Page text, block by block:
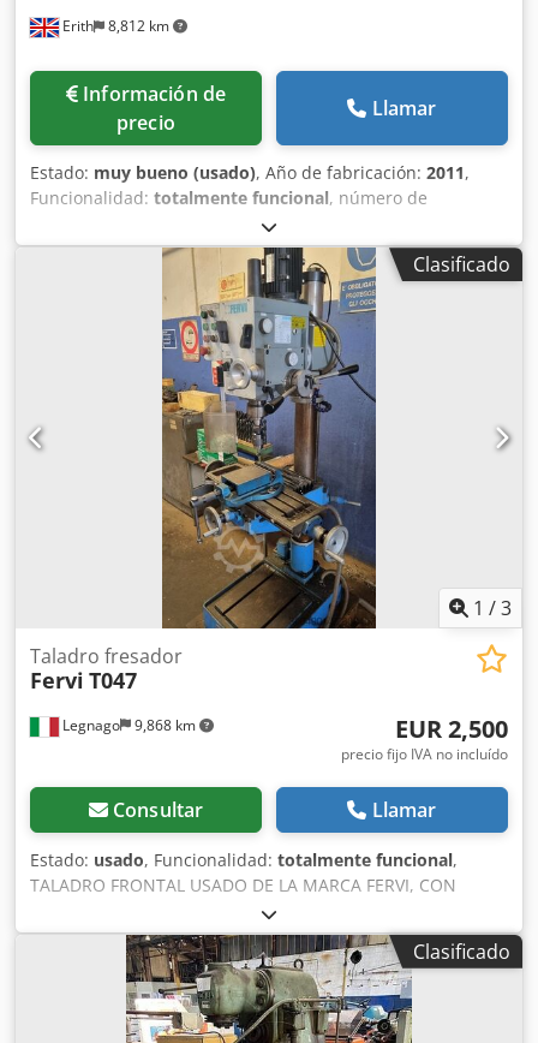
problemas por cualquier puerta estándar. Csdpfx Ajy
Erith 8,812 km
Información de
precio
Llamar
Estado: muy bueno (usado), Año de fabricación: 2011,
Funcionalidad: totalmente funcional, número de
NX1102193
de la mesa: 1244 x 230 mm Recorrido longitudinal: 700 mm
Recorrido transversal: 300 mm Recorrido vertical: 405 mm
Recorrido del husillo móvil: 125 mm Avances automáticos
del husillo móvil: 0,045-0,086 mm/vuelta Diámetro del
husillo móvil: 86 mm Cono del husillo móvil: R8 Motor del
husillo: 2,2 kW Velocidades del husillo (infinitamente
variable): 50-3500 rpm Crsdpey S Shwsfx Ai Ajf Peso: 1.200
kg Máquina en ejecución métrica EQUIPAMIENTO DE LA
MÁQUINA Sistema DRO Sino de 3 ejes Avance automático
longitudinal Sistema de lubricación centralizada de un
solo disparo Lámpara halógena de trabajo de baja tensión
Protección de husillo Sistema de refrigeración
Clasificado
1 /3
Legnago 9,868 km
Taladro fresador
Fervi T047
EUR 2,500
precio fijo IVA no incluído
Consultar Llamar
Estado: usado, Funcionalidad: totalmente funcional,
TALADRO FRONTAL USADO DE LA MARCA FERVI, CON
CAPACIDAD DE 32 MM Y MESA DE DESLIZAMIENTO
CRUZADO. Credpfszky Dbsx Ai Aof
Clasificado